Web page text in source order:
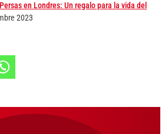
en Londres: Un regalo para la vida del
2023